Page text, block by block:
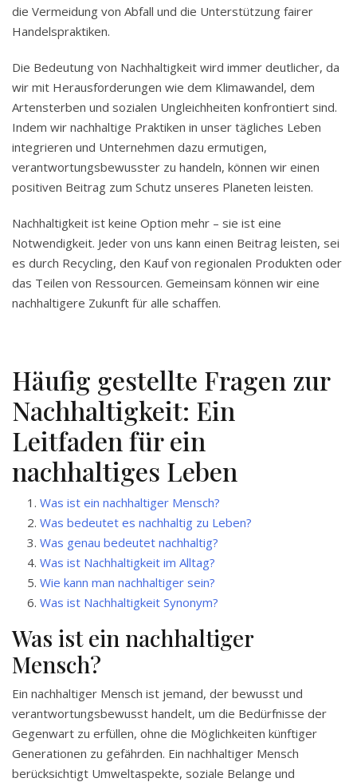
die Vermeidung von Abfall und die Unterstützung fairer
Handelspraktiken.
Die Bedeutung von Nachhaltigkeit wird immer deutlicher, da
wir mit Herausforderungen wie dem Klimawandel, dem
Artensterben und sozialen Ungleichheiten konfrontiert sind.
Indem wir nachhaltige Praktiken in unser tägliches Leben
integrieren und Unternehmen dazu ermutigen,
verantwortungsbewusster zu handeln, können wir einen
positiven Beitrag zum Schutz unseres Planeten leisten.
Nachhaltigkeit ist keine Option mehr – sie ist eine
Notwendigkeit. Jeder von uns kann einen Beitrag leisten, sei
es durch Recycling, den Kauf von regionalen Produkten oder
das Teilen von Ressourcen. Gemeinsam können wir eine
nachhaltigere Zukunft für alle schaffen.
Häufig gestellte Fragen zur
Nachhaltigkeit: Ein
Leitfaden für ein
nachhaltiges Leben
Was ist ein nachhaltiger Mensch?
Was bedeutet es nachhaltig zu Leben?
Was genau bedeutet nachhaltig?
Was ist Nachhaltigkeit im Alltag?
Wie kann man nachhaltiger sein?
Was ist Nachhaltigkeit Synonym?
Was ist ein nachhaltiger
Mensch?
Ein nachhaltiger Mensch ist jemand, der bewusst und
verantwortungsbewusst handelt, um die Bedürfnisse der
Gegenwart zu erfüllen, ohne die Möglichkeiten künftiger
Generationen zu gefährden. Ein nachhaltiger Mensch
berücksichtigt Umweltaspekte, soziale Belange und